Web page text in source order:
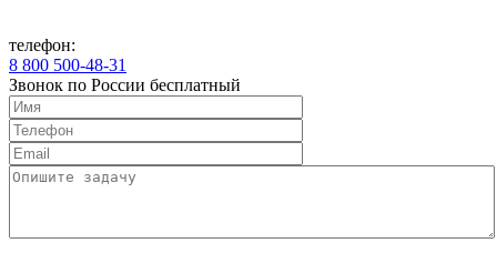
телефон:
8 800 500-48-31
Звонок по России бесплатный